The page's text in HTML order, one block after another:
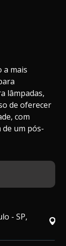
a mais
lâmpadas,
de oferecer
com
um pós-
- SP,